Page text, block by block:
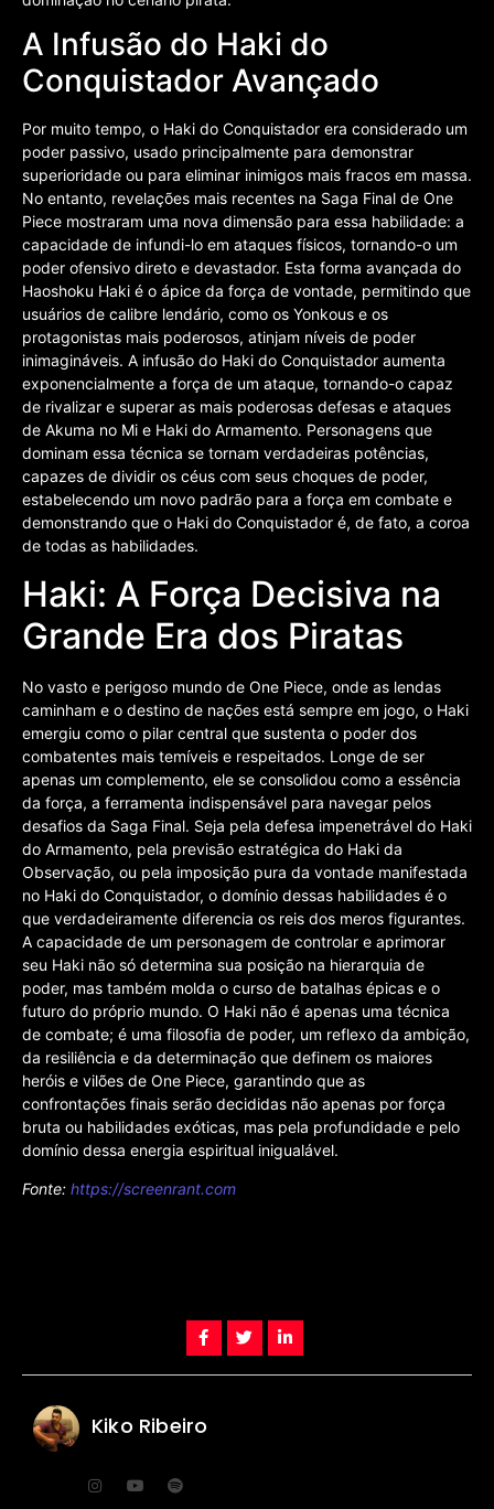
A Infusão do Haki do
Conquistador Avançado
Por muito tempo, o Haki do Conquistador era considerado um
poder passivo, usado principalmente para demonstrar
superioridade ou para eliminar inimigos mais fracos em massa.
No entanto, revelações mais recentes na Saga Final de One
Piece mostraram uma nova dimensão para essa habilidade: a
capacidade de infundi-lo em ataques físicos, tornando-o um
poder ofensivo direto e devastador. Esta forma avançada do
Haoshoku Haki é o ápice da força de vontade, permitindo que
usuários de calibre lendário, como os Yonkous e os
protagonistas mais poderosos, atinjam níveis de poder
inimagináveis. A infusão do Haki do Conquistador aumenta
exponencialmente a força de um ataque, tornando-o capaz
de rivalizar e superar as mais poderosas defesas e ataques
de Akuma no Mi e Haki do Armamento. Personagens que
dominam essa técnica se tornam verdadeiras potências,
capazes de dividir os céus com seus choques de poder,
estabelecendo um novo padrão para a força em combate e
demonstrando que o Haki do Conquistador é, de fato, a coroa
de todas as habilidades.
Haki: A Força Decisiva na
Grande Era dos Piratas
No vasto e perigoso mundo de One Piece, onde as lendas
caminham e o destino de nações está sempre em jogo, o Haki
emergiu como o pilar central que sustenta o poder dos
combatentes mais temíveis e respeitados. Longe de ser
apenas um complemento, ele se consolidou como a essência
da força, a ferramenta indispensável para navegar pelos
desafios da Saga Final. Seja pela defesa impenetrável do Haki
do Armamento, pela previsão estratégica do Haki da
Observação, ou pela imposição pura da vontade manifestada
no Haki do Conquistador, o domínio dessas habilidades é o
que verdadeiramente diferencia os reis dos meros figurantes.
A capacidade de um personagem de controlar e aprimorar
seu Haki não só determina sua posição na hierarquia de
poder, mas também molda o curso de batalhas épicas e o
futuro do próprio mundo. O Haki não é apenas uma técnica
de combate; é uma filosofia de poder, um reflexo da ambição,
da resiliência e da determinação que definem os maiores
heróis e vilões de One Piece, garantindo que as
confrontações finais serão decididas não apenas por força
bruta ou habilidades exóticas, mas pela profundidade e pelo
domínio dessa energia espiritual inigualável.
Fonte: https://screenrant.com
Kiko Ribeiro